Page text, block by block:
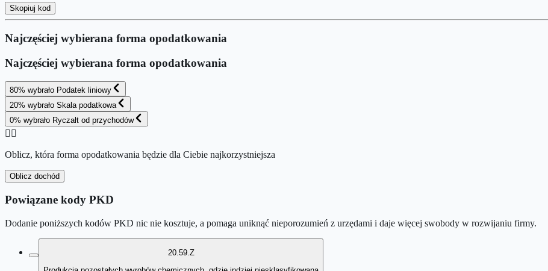
Skopiuj kod
Najczęściej wybierana forma opodatkowania
Najczęściej wybierana forma opodatkowania
80% wybrało Podatek liniowy
20% wybrało Skala podatkowa
0% wybrało Ryczałt od przychodów
👉🏻
Oblicz, która forma opodatkowania będzie dla Ciebie najkorzystniejsza
Oblicz dochód
Powiązane kody PKD
Dodanie poniższych kodów PKD nic nie kosztuje, a pomaga uniknąć nieporozumień z urzędami i daje więcej swobody w rozwijaniu firmy.
20.59.Z